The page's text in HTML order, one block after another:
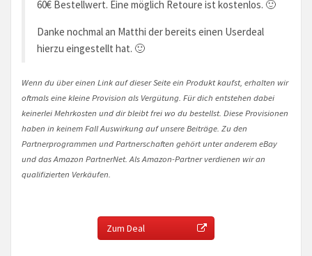
60€ Bestellwert. Eine möglich Retoure ist kostenlos. 🙂
Danke nochmal an Matthi der bereits einen Userdeal
hierzu eingestellt hat. 🙂
Wenn du über einen Link auf dieser Seite ein Produkt kaufst, erhalten wir
oftmals eine kleine Provision als Vergütung. Für dich entstehen dabei
keinerlei Mehrkosten und dir bleibt frei wo du bestellst. Diese Provisionen
haben in keinem Fall Auswirkung auf unsere Beiträge. Zu den
Partnerprogrammen und Partnerschaften gehört unter anderem eBay
und das Amazon PartnerNet. Als Amazon-Partner verdienen wir an
qualifizierten Verkäufen.
Zum Deal